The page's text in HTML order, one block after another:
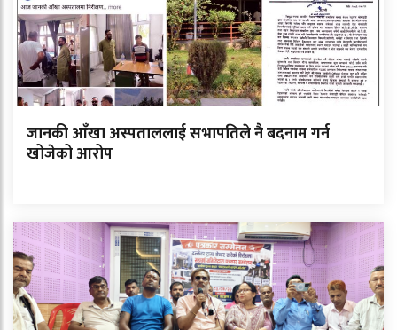
जानकी आँखा अस्पताललाई सभापतिले नै बदनाम गर्न
खोजेको आरोप